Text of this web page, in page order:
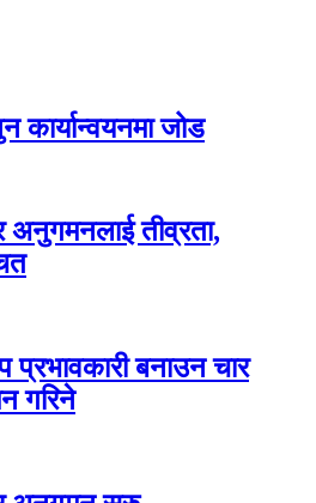
जोड
अनुगमनलाई तीव्रता,
बनाउन चार
गरिने